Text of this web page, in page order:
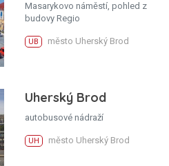
Masarykovo náměstí, pohled z
budovy Regio
UB město Uherský Brod
Uherský Brod
autobusové nádraží
UH město Uherský Brod